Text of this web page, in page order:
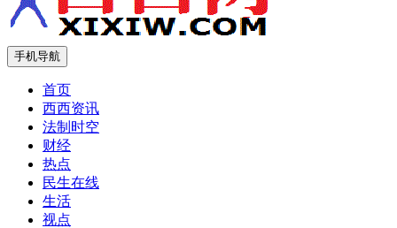
手机导航
首页
西西资讯
法制时空
财经
热点
民生在线
生活
视点